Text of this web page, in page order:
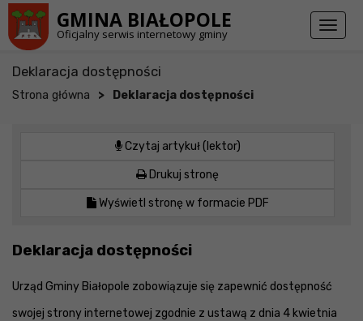
GMINA BIAŁOPOLE
Oficjalny serwis internetowy gminy
Toggle
Deklaracja dostępności
Strona główna > Deklaracja dostępności
Czytaj artykuł (lektor)
Drukuj stronę
Wyświetl stronę w formacie PDF
Deklaracja dostępności
Urząd Gminy Białopole zobowiązuje się zapewnić dostępność
swojej strony internetowej zgodnie z ustawą z dnia 4 kwietnia